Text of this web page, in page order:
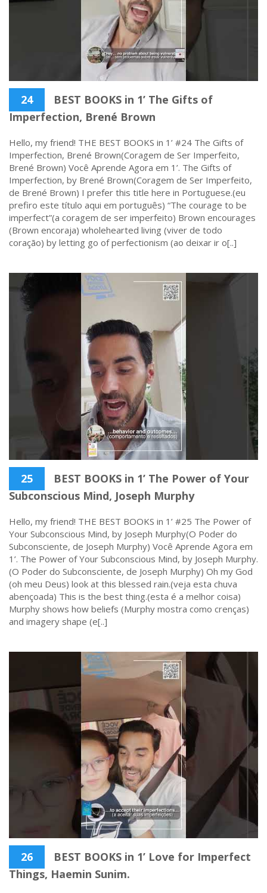
24
BEST BOOKS in 1’ The Gifts of
Imperfection, Brené Brown
Hello, my friend! THE BEST BOOKS in 1’ #24 The Gifts of
Imperfection, Brené Brown(Coragem de Ser Imperfeito,
Brené Brown) Você Aprende Agora em 1’. The Gifts of
Imperfection, by Brené Brown(Coragem de Ser Imperfeito,
de Brené Brown) I prefer this title here in Portuguese.(eu
prefiro este título aqui em português) “The courage to be
imperfect”(a coragem de ser imperfeito) Brown encourages
(Brown encoraja) wholehearted living (viver de todo
coração) by letting go of perfectionism (ao deixar ir o[..]
25
BEST BOOKS in 1’ The Power of Your
Subconscious Mind, Joseph Murphy
Hello, my friend! THE BEST BOOKS in 1’ #25 The Power of
Your Subconscious Mind, by Joseph Murphy(O Poder do
Subconsciente, de Joseph Murphy) Você Aprende Agora em
1’. The Power of Your Subconscious Mind, by Joseph Murphy.
(O Poder do Subconsciente, de Joseph Murphy) Oh my God
(oh meu Deus) look at this blessed rain.(veja esta chuva
abençoada) This is the best thing.(esta é a melhor coisa)
Murphy shows how beliefs (Murphy mostra como crenças)
and imagery shape (e[..]
26
BEST BOOKS in 1’ Love for Imperfect
Things, Haemin Sunim.